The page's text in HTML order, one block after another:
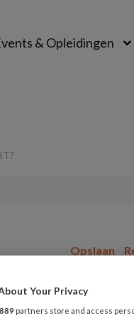
& Opleidingen
Opslaan
als je
Your Privacy
889 partners store and access